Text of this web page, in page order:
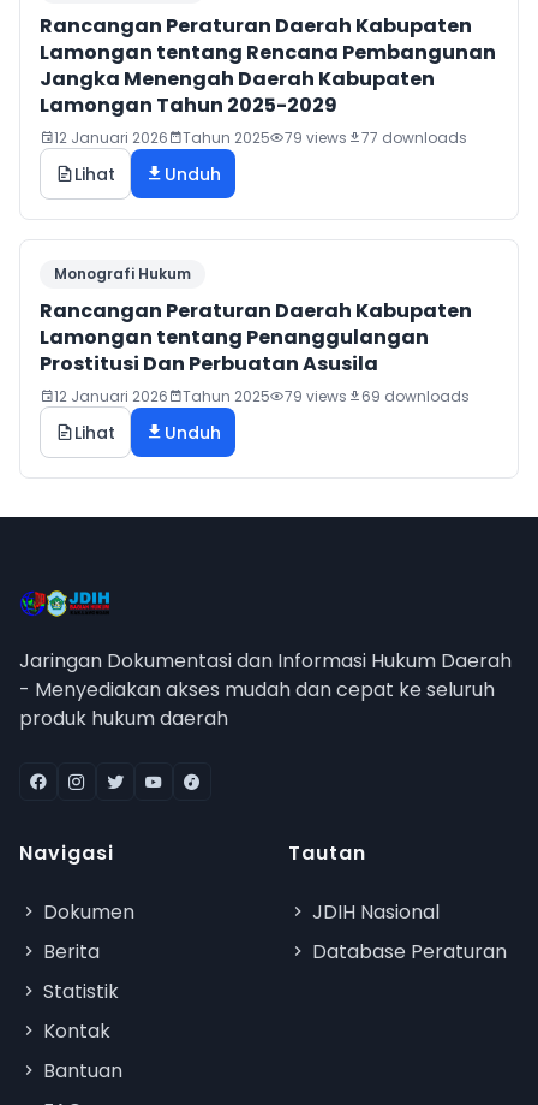
Rancangan Peraturan Daerah Kabupaten
Lamongan tentang Rencana Pembangunan
Jangka Menengah Daerah Kabupaten
Lamongan Tahun 2025-2029
12 Januari 2026 Tahun 2025 79 views 77 downloads
Lihat Unduh
Monografi Hukum
Rancangan Peraturan Daerah Kabupaten
Lamongan tentang Penanggulangan
Prostitusi Dan Perbuatan Asusila
12 Januari 2026 Tahun 2025 79 views 69 downloads
Lihat Unduh
Jaringan Dokumentasi dan Informasi Hukum Daerah
- Menyediakan akses mudah dan cepat ke seluruh
produk hukum daerah
Navigasi
Dokumen
Berita
Statistik
Kontak
Bantuan
Tautan
JDIH Nasional
Database Peraturan